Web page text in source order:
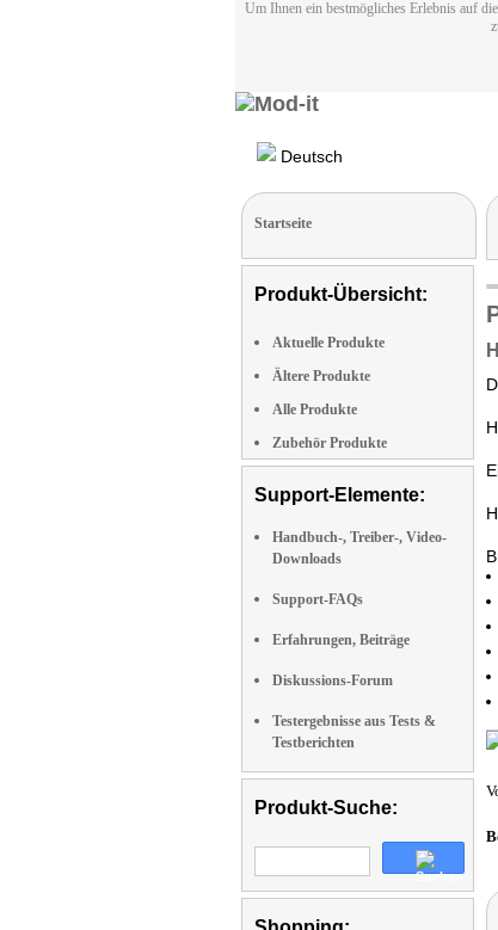
Um Ihnen ein bestmögliches Erlebnis auf
Deutsch
Startseite
Produkt-Übersicht:
Aktuelle Produkte
Ältere Produkte
Alle Produkte
Zubehör Produkte
Support-Elemente:
Handbuch-, Treiber-, Video-
Downloads
Support-FAQs
Erfahrungen, Beiträge
Diskussions-Forum
Testergebnisse aus Tests &
Testberichten
Produkt-Suche: